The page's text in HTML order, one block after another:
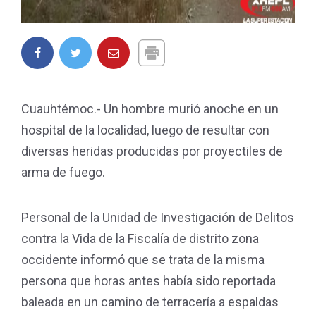
Cuauhtémoc.- Un hombre murió anoche en un
hospital de la localidad, luego de resultar con
diversas heridas producidas por proyectiles de
arma de fuego.
Personal de la Unidad de Investigación de Delitos
contra la Vida de la Fiscalía de distrito zona
occidente informó que se trata de la misma
persona que horas antes había sido reportada
baleada en un camino de terracería a espaldas